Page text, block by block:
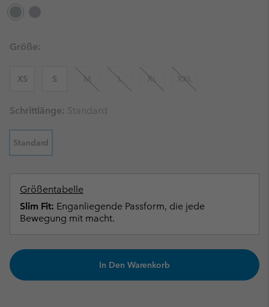
Größe:
XS S M L XL XXL
Schrittlänge: Standard
Standard
Größentabelle
Slim Fit: Enganliegende Passform, die jede
Bewegung mit macht.
In Den Warenkorb